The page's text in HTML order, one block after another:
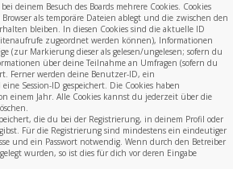
deinem Besuch des Boards mehrere Cookies. Cookies
als temporäre Dateien ablegt und die zwischen den
bleiben. In diesen Cookies sind die aktuelle ID
zugeordnet werden können), Informationen
(zur Markierung dieser als gelesen/ungelesen; sofern du
über deine Teilnahme an Umfragen (sofern du
Ferner werden deine Benutzer-ID, ein
Session-ID gespeichert. Die Cookies haben
einem Jahr. Alle Cookies kannst du jederzeit über die
die du bei der Registrierung, in deinem Profil oder
Für die Registrierung sind mindestens ein eindeutiger
und ein Passwort notwendig. Wenn durch den Betreiber
wurden, so ist dies für dich vor deren Eingabe